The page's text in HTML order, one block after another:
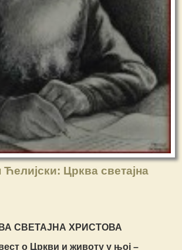
Црква светајна
СВЕТАЈНА ХРИСТОВА
о Цркви и животу у њој –